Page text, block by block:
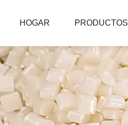
HOGAR PRODUCTOS